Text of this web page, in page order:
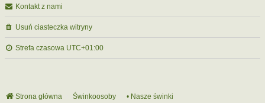
Kontakt z nami
Usuń ciasteczka witryny
Strefa czasowa UTC+01:00
Strona główna Świnkoosoby • Nasze świnki